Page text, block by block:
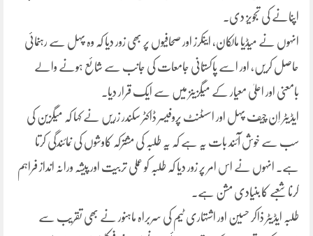
اپنانے کی تجویز دی۔
انہوں نے میڈیا مالکان، اینکرز اور صحافیوں پر بھی زور دیا کہ وہ پہل سے رہنمائی
حاصل کریں، اور اسے پاکستانی جامعات کی جانب سے شائع ہونے والے
بامعنی اور اعلیٰ معیار کے میگزینز میں سے ایک قرار دیا۔
ایڈیٹر اِن چیف پہل اور اسسٹنٹ پروفیسر ڈاکٹر سکندر زریں نے کہا کہ میگزین کی
سب سے خوش آئند بات یہ ہے کہ یہ طلبہ کی مشترکہ کاوشوں کی نمائندگی کرتا
ہے۔ انہوں نے اس امر پر زور دیا کہ طلبہ کو عملی تربیت اور پیشہ ورانہ انداز فراہم
کرنا شعبے کا بنیادی مشن ہے۔
طلبہ ایڈیٹر ذاکر حسین اور اشتہاری ٹیم کی سربراہ ماہنور نے بھی تقریب سے